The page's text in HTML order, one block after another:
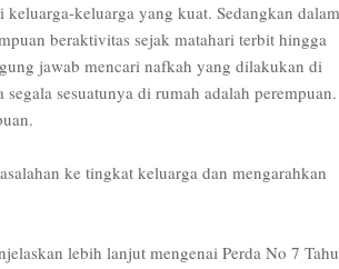
keluarga yang kuat. Sedangkan dalam
beraktivitas sejak matahari terbit hingga
jawab mencari nafkah yang dilakukan di
sesuatunya di rumah adalah perempuan.
ke tingkat keluarga dan mengarahkan
lebih lanjut mengenai Perda No 7